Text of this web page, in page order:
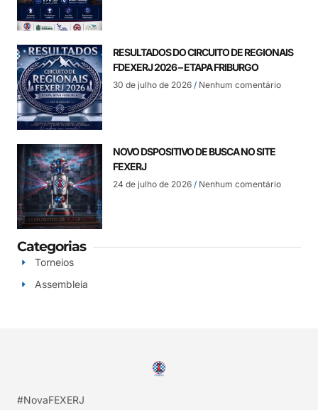
RESULTADOS DO CIRCUITO DE REGIONAIS
FDEXERJ 2026 – ETAPA FRIBURGO
30 de julho de 2026 Nenhum comentário
NOVO DSPOSITIVO DE BUSCA NO SITE
FEXERJ
24 de julho de 2026 Nenhum comentário
Categorias
Torneios
Assembleia
#NovaFEXERJ